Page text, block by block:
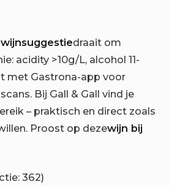
wijnsuggestiedraait om
acidity >10g/L, alcohol 11-
met Gastrona-app voor
Bij Gall & Gall vind je
– praktisch en direct zoals
Proost op dezewijn bij
362)